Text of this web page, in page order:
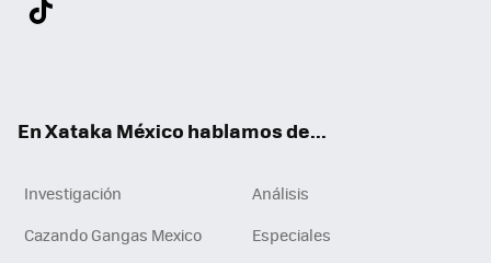
En Xataka México hablamos de...
Investigación
Análisis
Cazando Gangas Mexico
Especiales